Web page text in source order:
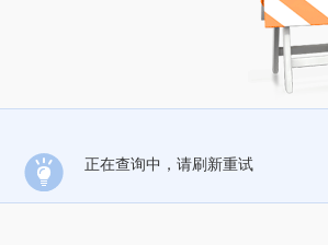
正在查询中，请刷新重试